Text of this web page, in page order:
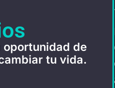
oportunidad de
tu vida.